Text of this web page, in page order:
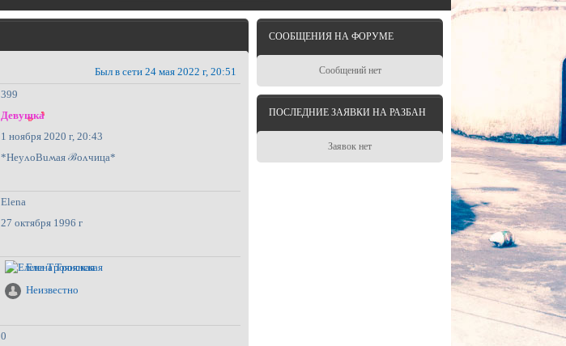
Был в сети 24 мая 2022 г, 20:51
399
Девушка
1 ноября 2020 г, 20:43
*HeyʌoBuʍая ℬоʌчица*
Elena
27 октября 1996 г
Елена Троянская
Неизвестно
0
СООБЩЕНИЯ НА ФОРУМЕ
Сообщений нет
ПОСЛЕДНИЕ ЗАЯВКИ НА РАЗБАН
Заявок нет